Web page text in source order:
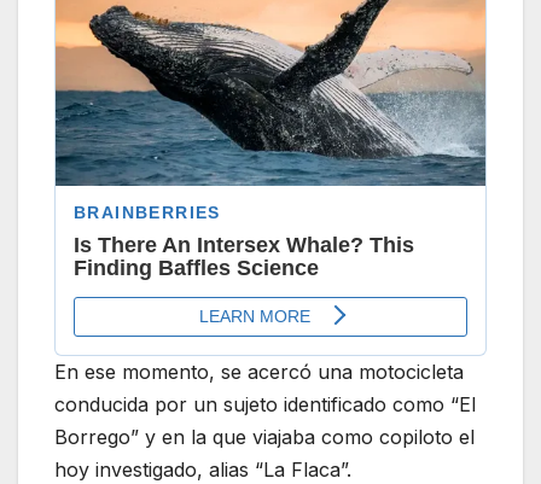
En ese momento, se acercó una motocicleta
conducida por un sujeto identificado como “El
Borrego” y en la que viajaba como copiloto el
hoy investigado, alias “La Flaca”.